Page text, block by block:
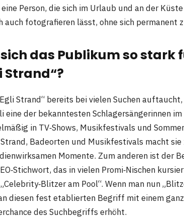
Person, die sich im Urlaub und an der Küste
fotografieren lässt, ohne sich permanent
das Publikum so stark
Strand“?
Strand“ bereits bei vielen Suchen
eine der bekanntesten Schlagersängerinnen im
in TV‑Shows, Musikfestivals und
Badeorten und Musikfestivals macht sie
Momente. Zum anderen ist der
das in vielen Promi‑Nischen
am Pool“. Wenn man nun
diesen fest etablierten Begriff mit einem
des Suchbegriffs erhöht.